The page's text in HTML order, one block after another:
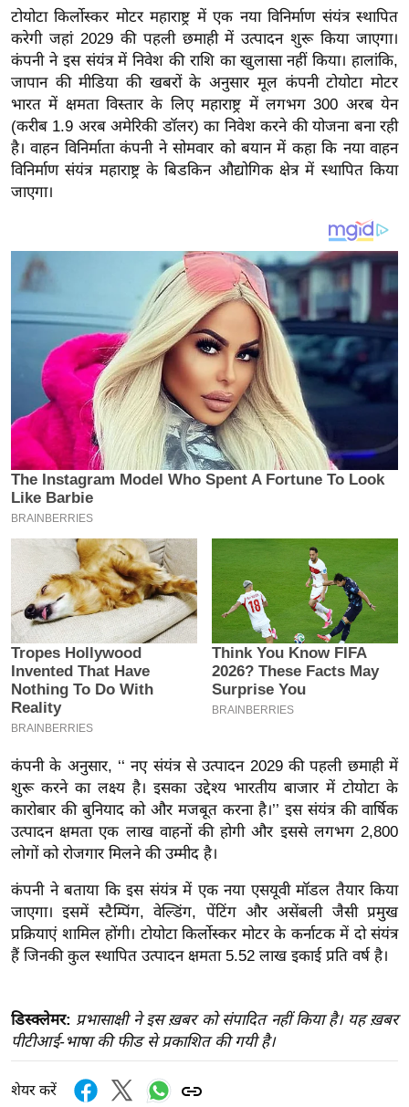
शे
ष
ज्ञ
रा
य
ब
ज
ट
क्रि
के
ट
2
0
2
6
क्रा
-
पे
प
र
मि
सा
बे
मि
सा
श
ख्सि
य
ग
इं
या
टोयोटा किर्लोस्कर मोटर महाराष्ट्र में एक नया विनिर्माण संयंत्र स्थापित
करेगी जहां 2029 की पहली छमाही में उत्पादन शुरू किया जाएगा।
कंपनी ने इस संयंत्र में निवेश की राशि का खुलासा नहीं किया। हालांकि,
जापान की मीडिया की खबरों के अनुसार मूल कंपनी टोयोटा मोटर
भारत में क्षमता विस्तार के लिए महाराष्ट्र में लगभग 300 अरब येन
(करीब 1.9 अरब अमेरिकी डॉलर) का निवेश करने की योजना बना रही
है। वाहन विनिर्माता कंपनी ने सोमवार को बयान में कहा कि नया वाहन
विनिर्माण संयंत्र महाराष्ट्र के बिडकिन औद्योगिक क्षेत्र में स्थापित किया
जाएगा।
कंपनी के अनुसार, ‘‘ नए संयंत्र से उत्पादन 2029 की पहली छमाही में
शुरू करने का लक्ष्य है। इसका उद्देश्य भारतीय बाजार में टोयोटा के
कारोबार की बुनियाद को और मजबूत करना है।’’ इस संयंत्र की वार्षिक
उत्पादन क्षमता एक लाख वाहनों की होगी और इससे लगभग 2,800
लोगों को रोजगार मिलने की उम्मीद है।
कंपनी ने बताया कि इस संयंत्र में एक नया एसयूवी मॉडल तैयार किया
जाएगा। इसमें स्टैम्पिंग, वेल्डिंग, पेंटिंग और असेंबली जैसी प्रमुख
प्रक्रियाएं शामिल होंगी। टोयोटा किर्लोस्कर मोटर के कर्नाटक में दो संयंत्र
हैं जिनकी कुल स्थापित उत्पादन क्षमता 5.52 लाख इकाई प्रति वर्ष है।
डिस्क्लेमर: प्रभासाक्षी ने इस ख़बर को संपादित नहीं किया है। यह ख़बर
पीटीआई-भाषा की फीड से प्रकाशित की गयी है।
शेयर करें